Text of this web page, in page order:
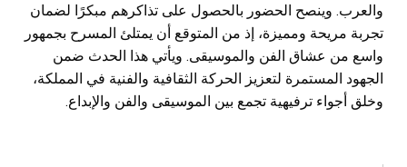
والعرب. وينصح الحضور بالحصول على تذاكرهم مبكرًا لضمان
تجربة مريحة ومميزة، إذ من المتوقع أن يمتلئ المسرح بجمهور
واسع من عشاق الفن والموسيقى. ويأتي هذا الحدث ضمن
الجهود المستمرة لتعزيز الحركة الثقافية والفنية في المملكة،
وخلق أجواء ترفيهية تجمع بين الموسيقى والفن والإبداع.